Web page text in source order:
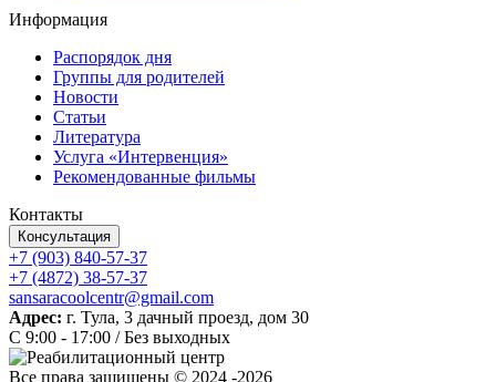
Информация
Распорядок дня
Группы для родителей
Новости
Статьи
Литература
Услуга «Интервенция»
Рекомендованные фильмы
Контакты
Консультация
+7 (903) 840-57-37
+7 (4872) 38-57-37
sansaracoolcentr@gmail.com
Адрес: г. Тула, 3 дачный проезд, дом 30
C 9:00 - 17:00 / Без выходных
Все права защищены © 2024 -2026